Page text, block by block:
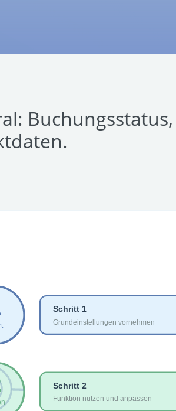
Buchungsstatus,